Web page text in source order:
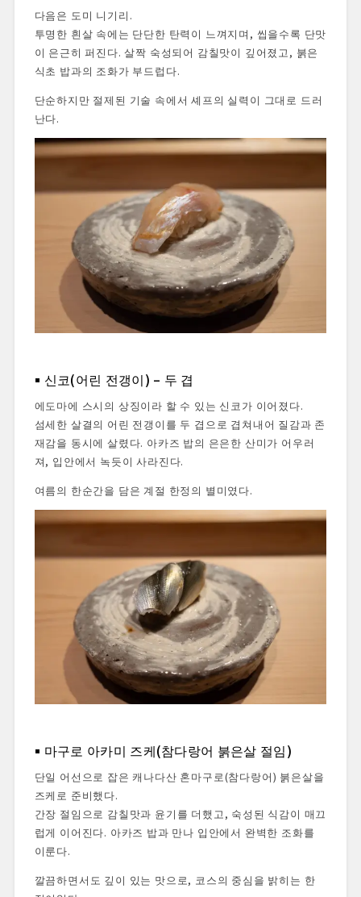
다음은 도미 니기리.
투명한 흰살 속에는 단단한 탄력이 느껴지며, 씹을수록 단맛
이 은근히 퍼진다. 살짝 숙성되어 감칠맛이 깊어졌고, 붉은
식초 밥과의 조화가 부드럽다.
단순하지만 절제된 기술 속에서 셰프의 실력이 그대로 드러
난다.
신코(어린 전갱이) – 두 겹
에도마에 스시의 상징이라 할 수 있는 신코가 이어졌다.
섬세한 살결의 어린 전갱이를 두 겹으로 겹쳐내어 질감과 존
재감을 동시에 살렸다. 아카즈 밥의 은은한 산미가 어우러
져, 입안에서 녹듯이 사라진다.
여름의 한순간을 담은 계절 한정의 별미였다.
마구로 아카미 즈케(참다랑어 붉은살 절임)
단일 어선으로 잡은 캐나다산 혼마구로(참다랑어) 붉은살을
즈케로 준비했다.
간장 절임으로 감칠맛과 윤기를 더했고, 숙성된 식감이 매끄
럽게 이어진다. 아카즈 밥과 만나 입안에서 완벽한 조화를
이룬다.
깔끔하면서도 깊이 있는 맛으로, 코스의 중심을 밝히는 한